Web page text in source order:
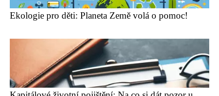
Ekologie pro děti: Planeta Země volá o pomoc!